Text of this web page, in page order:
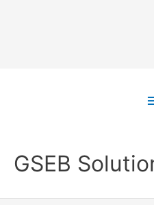
GSEB